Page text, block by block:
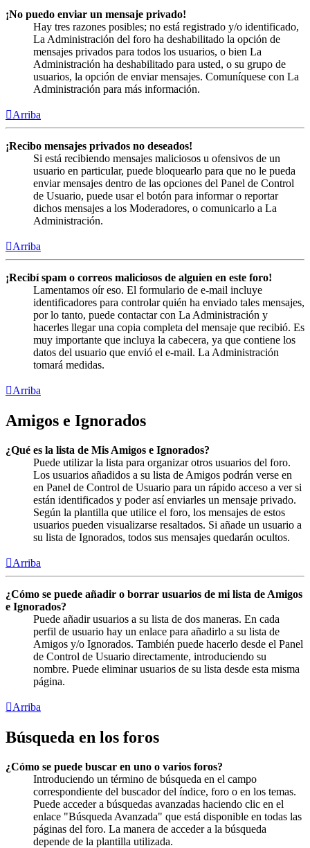
¡No puedo enviar un mensaje privado!
Hay tres razones posibles; no está registrado y/o identificado,
La Administración del foro ha deshabilitado la opción de
mensajes privados para todos los usuarios, o bien La
Administración ha deshabilitado para usted, o su grupo de
usuarios, la opción de enviar mensajes. Comuníquese con La
Administración para más información.
Arriba
¡Recibo mensajes privados no deseados!
Si está recibiendo mensajes maliciosos u ofensivos de un
usuario en particular, puede bloquearlo para que no le pueda
enviar mensajes dentro de las opciones del Panel de Control
de Usuario, puede usar el botón para informar o reportar
dichos mensajes a los Moderadores, o comunicarlo a La
Administración.
Arriba
¡Recibí spam o correos maliciosos de alguien en este foro!
Lamentamos oír eso. El formulario de e-mail incluye
identificadores para controlar quién ha enviado tales mensajes,
por lo tanto, puede contactar con La Administración y
hacerles llegar una copia completa del mensaje que recibió. Es
muy importante que incluya la cabecera, ya que contiene los
datos del usuario que envió el e-mail. La Administración
tomará medidas.
Arriba
Amigos e Ignorados
¿Qué es la lista de Mis Amigos e Ignorados?
Puede utilizar la lista para organizar otros usuarios del foro.
Los usuarios añadidos a su lista de Amigos podrán verse en
en Panel de Control de Usuario para un rápido acceso a ver si
están identificados y poder así enviarles un mensaje privado.
Según la plantilla que utilice el foro, los mensajes de estos
usuarios pueden visualizarse resaltados. Si añade un usuario a
su lista de Ignorados, todos sus mensajes quedarán ocultos.
Arriba
¿Cómo se puede añadir o borrar usuarios de mi lista de Amigos
e Ignorados?
Puede añadir usuarios a su lista de dos maneras. En cada
perfil de usuario hay un enlace para añadirlo a su lista de
Amigos y/o Ignorados. También puede hacerlo desde el Panel
de Control de Usuario directamente, introduciendo su
nombre. Puede eliminar usuarios de su lista desde esta misma
página.
Arriba
Búsqueda en los foros
¿Cómo se puede buscar en uno o varios foros?
Introduciendo un término de búsqueda en el campo
correspondiente del buscador del índice, foro o en los temas.
Puede acceder a búsquedas avanzadas haciendo clic en el
enlace "Búsqueda Avanzada" que está disponible en todas las
páginas del foro. La manera de acceder a la búsqueda
depende de la plantilla utilizada.